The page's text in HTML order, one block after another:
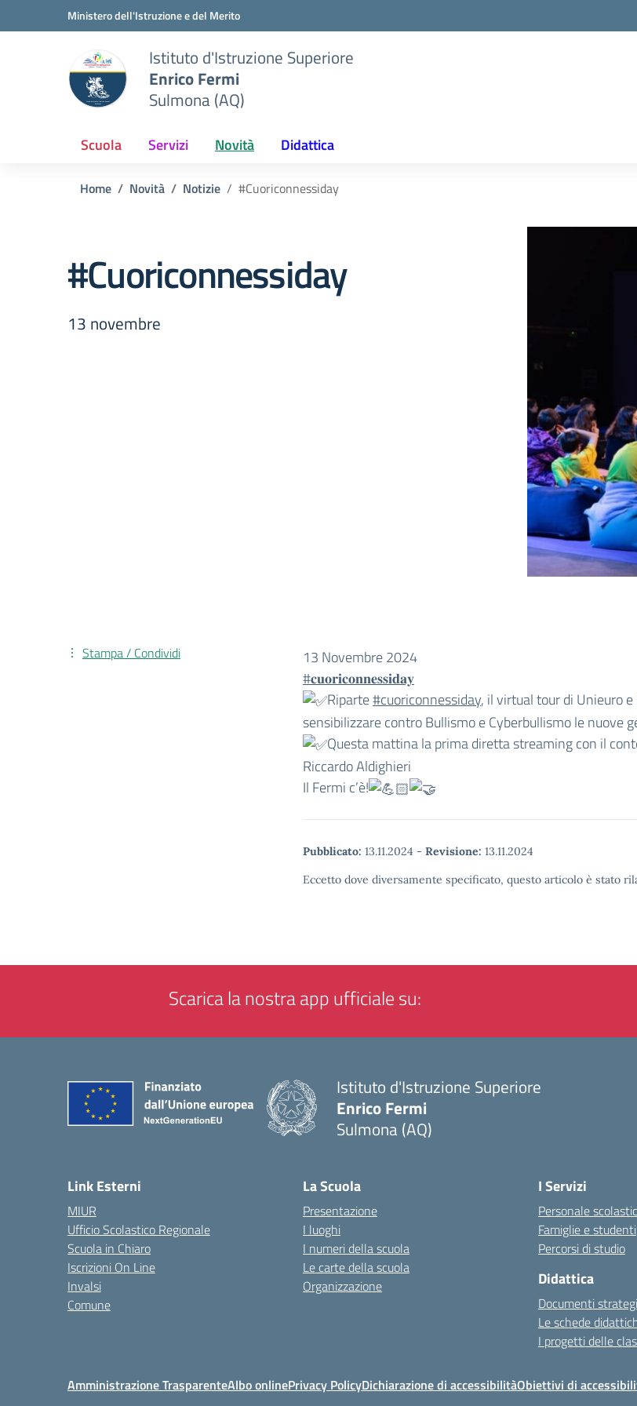
Vai ai contenuti
Vai al menu di navigazioneMinistero dell'Istruzione e del Merito
Istituto d'Istruzione Superiore
Enrico Fermi
Sulmona (AQ)
Scuola Servizi Novità Didattica
Home Novità Notizie #Cuoriconnessiday
#Cuoriconnessiday
13 novembre
13 Novembre 2024
#𝐜𝐮𝐨𝐫𝐢𝐜𝐨𝐧𝐧𝐞𝐬𝐬𝐢𝐝𝐚𝐲
Riparte#cuoriconnessiday, il virtual tour di Unieuro
sensibilizzare contro Bullismo e Cyberbullismo le nuove
Questa mattina la prima diretta streaming con il
Riccardo Aldighieri
Il Fermi c’è!
Pubblicato: 13.11.2024 - Revisione: 13.11.2024
Eccetto dove diversamente specificato, questo articolo è stato
Stampa / Condividi
Scarica la nostra app ufficiale su:
Istituto d'Istruzione Superiore
Enrico Fermi
Sulmona (AQ)
Link Esterni
MIUR
Ufficio Scolastico Regionale
Scuola in Chiaro
Iscrizioni On Line
Invalsi
Comune
La Scuola
Presentazione
I luoghi
I numeri della scuola
Le carte della scuola
Organizzazione
I Servizi
Personale
Famiglie e studenti
Percorsi di studio
Didattica
Documenti
Le schede
I progetti delle
Amministrazione TrasparenteAlbo onlinePrivacy PolicyDichiarazione di accessibilitàObiettivi di